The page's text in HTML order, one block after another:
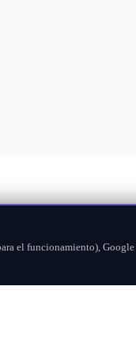
el funcionamiento),